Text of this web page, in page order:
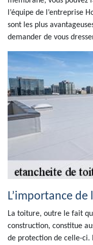
l’équipe de l’entreprise
sont les plus
demander de vous
L’importance
La toiture, outre le fait
construction, constitue
de protection de celle-ci.